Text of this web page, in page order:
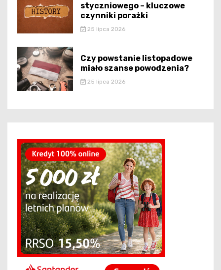
styczniowego – kluczowe
czynniki porażki
25 lipca 2026
Czy powstanie listopadowe
miało szanse powodzenia?
25 lipca 2026